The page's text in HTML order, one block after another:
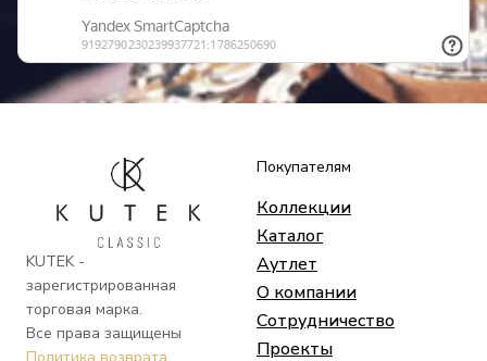
KUTEK -
зарегистрированная
торговая марка.
Все права защищены
Покупателям
Коллекции
Каталог
Аутлет
О компании
Сотрудничество
Проекты